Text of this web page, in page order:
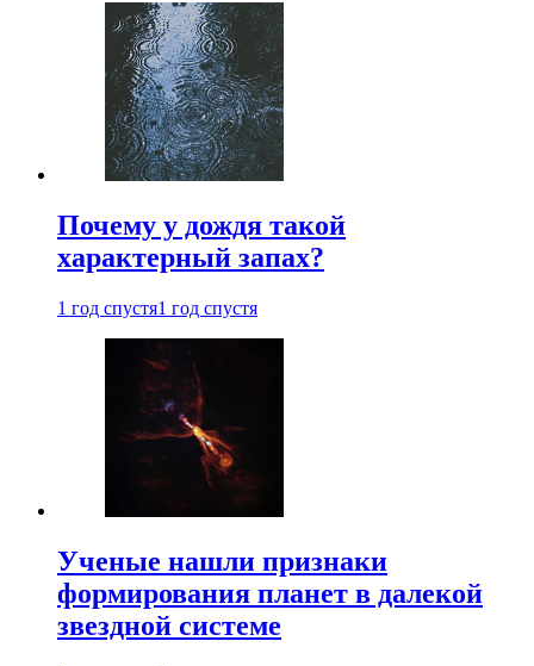
Почему у дождя такой
характерный запах?
1 год спустя1 год спустя
Ученые нашли признаки
формирования планет в далекой
звездной системе